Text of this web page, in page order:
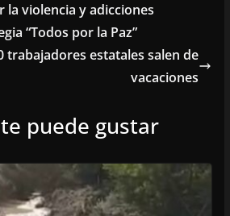
la violencia y adicciones
“Todos por la Paz”
trabajadores estatales salen de
vacaciones
puede gustar